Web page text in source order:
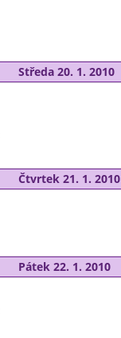
Středa 20. 1. 2010
Čtvrtek 21. 1. 2010
Pátek 22. 1. 2010